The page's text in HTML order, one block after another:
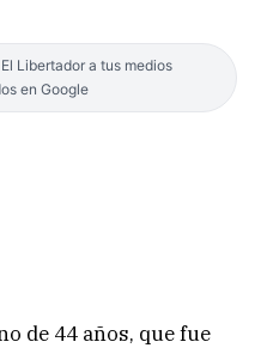
Libertador a tus medios
en Google
de 44 años, que fue